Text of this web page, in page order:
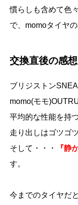
慣らしも含めて色
で、momoタイヤ
交換直後の感想
ブリジストン
momo(モモ
平均的な性能を持
走り出しはゴツゴ
そして・・・
『静
す。
今までのタイヤだ